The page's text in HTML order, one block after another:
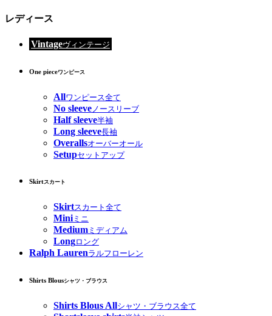
レディース
Vintageヴィンテージ
One pieceワンピース
Allワンピース全て
No sleeve ノースリーブ
Half sleeve半袖
Long sleeve長袖
Overallsオーバーオール
Setupセットアップ
Skirtスカート
Skirtスカート全て
Miniミニ
Medium ミディアム
Longロング
Ralph Laurenラルフローレン
Shirts Blousシャツ・ブラウス
Shirts Blous Allシャツ・ブラウス全て